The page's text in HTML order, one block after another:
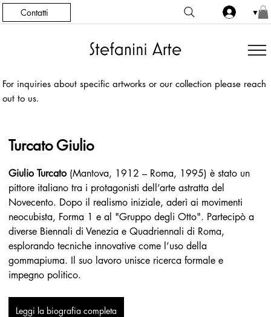
Contatti ▼
For inquiries about specific artworks or our collection please reach
out to us.
Giulio Turcato (Mantova, 1912 – Roma, 1995) è stato un
pittore italiano tra i protagonisti dell’arte astratta del
Novecento. Dopo il realismo iniziale, aderì ai movimenti
neocubista, Forma 1 e al "Gruppo degli Otto". Partecipò a
diverse Biennali di Venezia e Quadriennali di Roma,
esplorando tecniche innovative come l’uso della
gommapiuma. Il suo lavoro unisce ricerca formale e
impegno politico.
Leggi la biografia completa
Turcato Giulio